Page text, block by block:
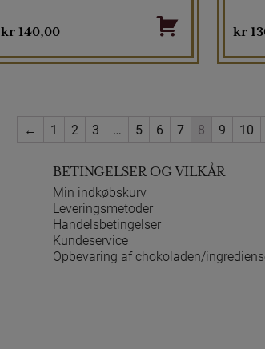
kr140,00 kr
← 1 2 3 … 5 6 7 8 9 10
BETINGELSER OG VILKÅR
Min indkøbskurv
Leveringsmetoder
Handelsbetingelser
Kundeservice
Opbevaring af chokoladen/